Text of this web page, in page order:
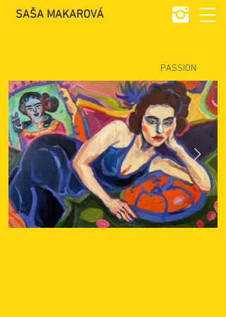
SAŠA MAKAROVÁ
PASSION